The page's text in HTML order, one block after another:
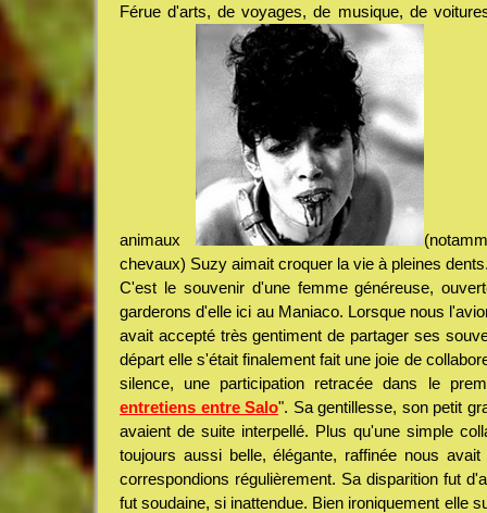
Férue d'arts, de voyages, de musique, de
animaux
chevaux) Suzy aimait croquer la vie à pleines
C'est le souvenir d'une femme généreuse,
garderons d'elle ici au Maniaco. Lorsque nous
avait accepté très gentiment de partager ses
départ elle s'était finalement fait une joie de
silence, une participation retracée dans le
entretiens entre Salo". Sa gentillesse, son petit
avaient de suite interpellé. Plus qu'une simple
toujours aussi belle, élégante, raffinée nous
correspondions régulièrement. Sa disparition fut
fut soudaine, si inattendue. Bien ironiquement elle